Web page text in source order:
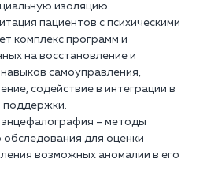
изоляцию.
пациентов с психическими
комплекс программ и
на восстановление и
самоуправления,
содействие в интеграции в
поддержки.
– методы
для оценки
возможных аномалии в его